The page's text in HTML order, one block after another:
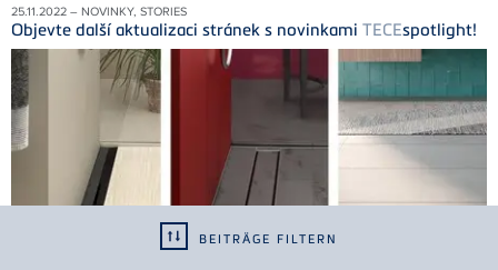
BEITRÄGE FILTERN
25.11.2022 – NOVINKY, STORIES
Objevte další aktualizaci stránek s novinkami TECEspotlight!